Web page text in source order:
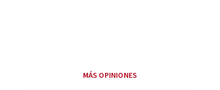
MÁS OPINIONES